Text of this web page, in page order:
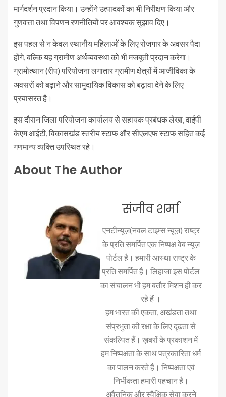
मार्गदर्शन प्रदान किया। उन्होंने उत्पादकों का भी निरीक्षण किया और
गुणवत्ता तथा विपणन रणनीतियों पर आवश्यक सुझाव दिए।
इस पहल से न केवल स्थानीय महिलाओं के लिए रोजगार के अवसर पैदा
होंगे, बल्कि यह ग्रामीण अर्थव्यवस्था को भी मजबूती प्रदान करेगा।
ग्रामोत्थान (रीप) परियोजना लगातार ग्रामीण क्षेत्रों में आजीविका के
अवसरों को बढ़ाने और सामुदायिक विकास को बढ़ावा देने के लिए
प्रयासरत है।
इस दौरान जिला परियोजना कार्यालय से सहायक प्रबंधक लेखा, वाईपी
केएम आईटी, विकासखंड स्तरीय स्टाफ और सीएलएफ स्टाफ सहित कई
गणमान्य व्यक्ति उपस्थित रहे।
About The Author
संजीव शर्मा
एनटीन्यूज़(नवल टाइम्स न्यूज़) राष्ट्र
के प्रति समर्पित एक निष्पक्ष वेब न्यूज़
पोर्टल है। हमारी आस्था राष्ट्र के
प्रति समर्पित है। लिहाजा इस पोर्टल
का संचालन भी हम बतौर मिशन ही कर
रहे हैं ।
हम भारत की एकता, अखंडता तथा
संप्रभुता की रक्षा के लिए दृढ़ता से
संकल्पित हैं। ख़बरों के प्रकाशन में
हम निष्पक्षता के साथ पत्रकारिता धर्म
का पालन करते हैं। निष्पक्षता एवं
निर्भीकता हमारी पहचान है।
अवैतनिक और स्वैक्षिक सेवा करने